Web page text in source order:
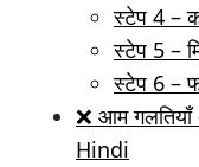
स्टेप 4 –
स्टेप 5 –
स्टेप 6 –
❌ आम
Hindi